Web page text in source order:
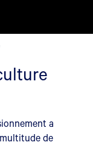
a
de